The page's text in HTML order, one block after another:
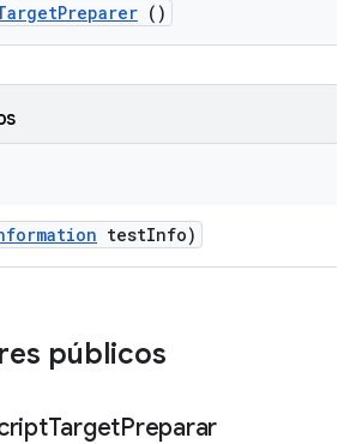
Preparer ()
testInfo)
públicos
TargetPreparar